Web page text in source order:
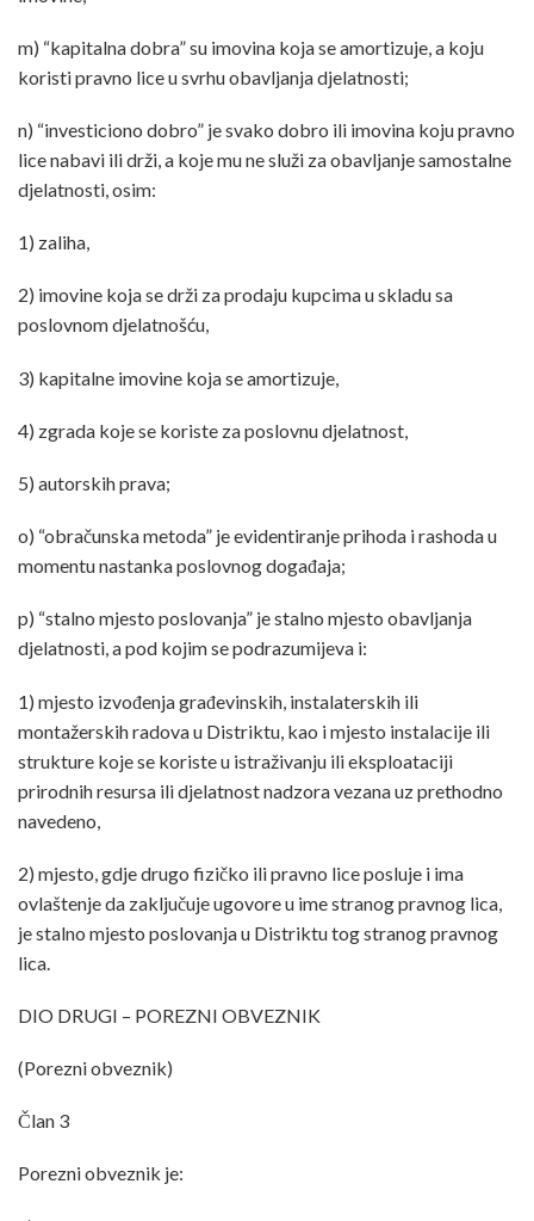
m) “kapitalna dobra” su imovina koja se amortizuje, a koju
koristi pravno lice u svrhu obavljanja djelatnosti;
n) “investiciono dobro” je svako dobro ili imovina koju pravno
lice nabavi ili drži, a koje mu ne služi za obavljanje samostalne
djelatnosti, osim:
1) zaliha,
2) imovine koja se drži za prodaju kupcima u skladu sa
poslovnom djelatnošću,
3) kapitalne imovine koja se amortizuje,
4) zgrada koje se koriste za poslovnu djelatnost,
5) autorskih prava;
o) “obračunska metoda” je evidentiranje prihoda i rashoda u
momentu nastanka poslovnog događaja;
p) “stalno mjesto poslovanja” je stalno mjesto obavljanja
djelatnosti, a pod kojim se podrazumijeva i:
1) mjesto izvođenja građevinskih, instalaterskih ili
montažerskih radova u Distriktu, kao i mjesto instalacije ili
strukture koje se koriste u istraživanju ili eksploataciji
prirodnih resursa ili djelatnost nadzora vezana uz prethodno
navedeno,
2) mjesto, gdje drugo fizičko ili pravno lice posluje i ima
ovlaštenje da zaključuje ugovore u ime stranog pravnog lica,
je stalno mjesto poslovanja u Distriktu tog stranog pravnog
lica.
DIO DRUGI – POREZNI OBVEZNIK
(Porezni obveznik)
Član 3
Porezni obveznik je: